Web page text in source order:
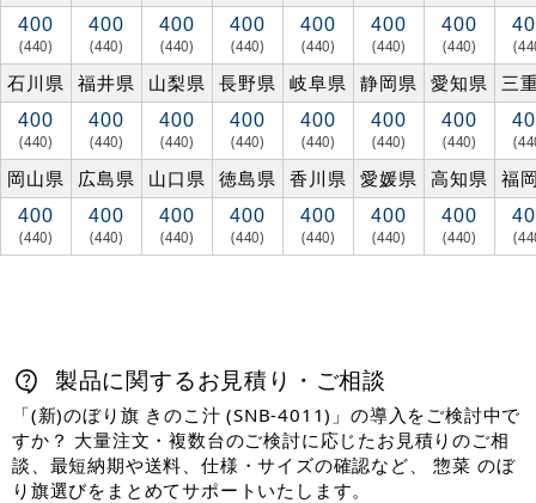
400
(440)
400
(440)
400
(440)
400
(440)
400
(440)
400
(440)
400
(440)
石川県 福井県 山梨県 長野県 岐阜県 静岡県 愛知県 三
400
(440)
400
(440)
400
(440)
400
(440)
400
(440)
400
(440)
400
(440)
岡山県 広島県 山口県 徳島県 香川県 愛媛県 高知県 福
400
(440)
400
(440)
400
(440)
400
(440)
400
(440)
400
(440)
400
(440)
製品に関するお見積り・ご相談
「(新)のぼり旗 きのこ汁 (SNB-4011)」の導入をご検討中で
すか？ 大量注文・複数台のご検討に応じたお見積りのご相
談、最短納期や送料、仕様・サイズの確認など、 惣菜 のぼ
り旗選びをまとめてサポートいたします。